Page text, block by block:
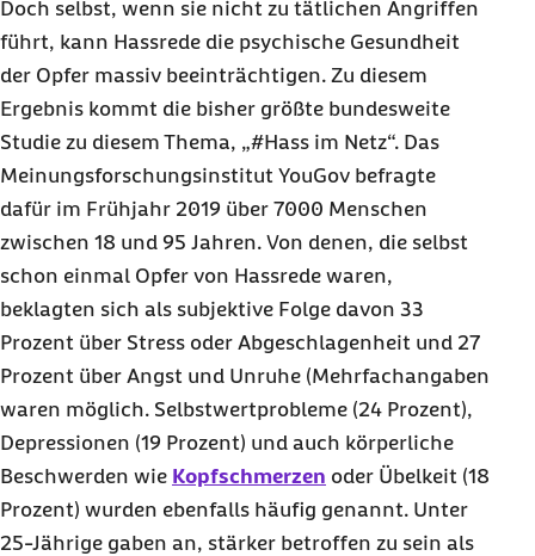
Doch selbst, wenn sie nicht zu tätlichen Angriffen
führt, kann Hassrede die psychische Gesundheit
der Opfer massiv beeinträchtigen. Zu diesem
Ergebnis kommt die bisher größte bundesweite
Studie zu diesem Thema, „#Hass im Netz“. Das
Meinungsforschungsinstitut YouGov befragte
dafür im Frühjahr 2019 über 7000 Menschen
zwischen 18 und 95 Jahren. Von denen, die selbst
schon einmal Opfer von Hassrede waren,
beklagten sich als subjektive Folge davon 33
Prozent über Stress oder Abgeschlagenheit und 27
Prozent über Angst und Unruhe (Mehrfachangaben
waren möglich. Selbstwertprobleme (24 Prozent),
Depressionen (19 Prozent) und auch körperliche
Beschwerden wie Kopfschmerzen oder Übelkeit (18
Prozent) wurden ebenfalls häufig genannt. Unter
25-Jährige gaben an, stärker betroffen zu sein als